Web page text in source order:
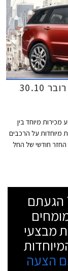
ימי מכירה מיוחדים על כל דגמי לנד רובר 30.10
מכירות מיוחד בין
הנחות מיוחדות על הרכבים
החזר חודשי של החל
הגעתם
מבצעי
הצעה